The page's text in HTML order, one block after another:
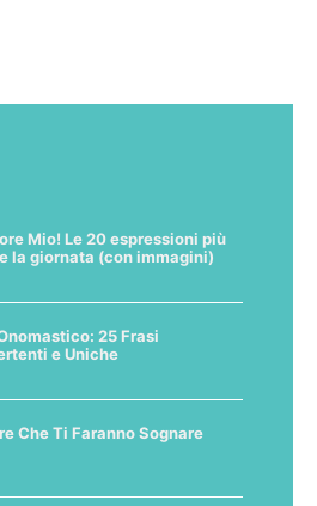
Mio! Le 20 espressioni più
la giornata (con immagini)
25 Frasi
e Uniche
Che Ti Faranno Sognare